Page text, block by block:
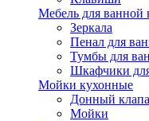
Мебель для ванной
Зеркала
Пенал для
Тумбы для
Шкафчики
Мойки кухонные
Донный
Мойки